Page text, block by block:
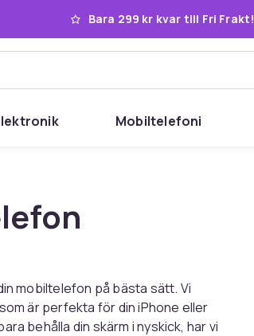
Bara 299 kr kvar till Fri Frakt!
Mobiltelefoni
mobiltelefon på bästa sätt. Vi
är perfekta för din iPhone eller
behålla din skärm i nyskick, har vi